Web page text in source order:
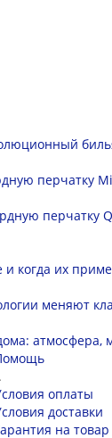
перчатку
перчатку
и когда их
меняют
оплаты
доставки
на товар